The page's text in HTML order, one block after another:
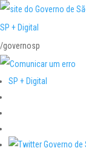
SP + Digital
/governosp
SP + Digital